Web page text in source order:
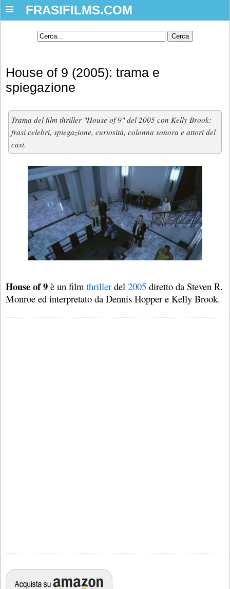
FRASIFILMS.COM
≡
House of 9 (2005): trama e
spiegazione
Trama del film thriller "House of 9" del 2005 con Kelly Brook:
frasi celebri, spiegazione, curiosità, colonna sonora e attori del
cast.
House of 9 è un film thriller del 2005 diretto da Steven R.
Monroe ed interpretato da Dennis Hopper e Kelly Brook.